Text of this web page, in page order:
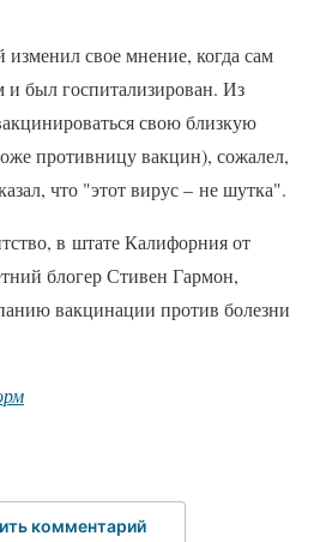
свое мнение, когда сам
и был госпитализирован. Из
свою близкую
противницу вакцин), сожалел,
что "этот вирус – не шутка".
в штате Калифорния от
блогер Стивен Гармон,
вакцинации против болезни
комментарий